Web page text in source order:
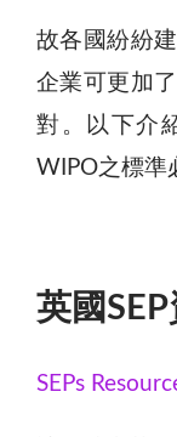
故各國紛紛
企業可更加
對。以下介
WIPO之標準
英國
SEPs